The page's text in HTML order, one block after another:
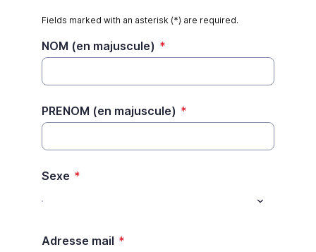
Fields marked with an asterisk (*) are required.
NOM (en majuscule) *
PRENOM (en majuscule) *
Sexe *
Adresse mail *